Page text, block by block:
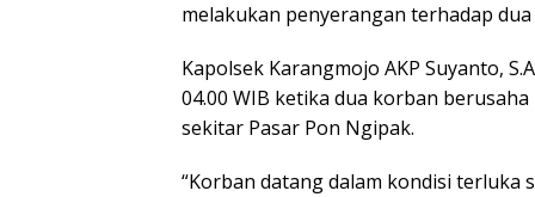
melakukan penyerangan terhadap
Kapolsek Karangmojo AKP Suyanto,
04.00 WIB ketika dua korban
sekitar Pasar Pon Ngipak.
“Korban datang dalam kondisi terluka